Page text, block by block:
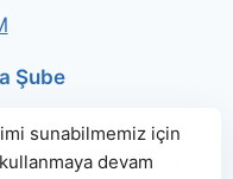
Şube
için kaynak olarak
faydalanılmış, harita
sunabilmemiz için
devam